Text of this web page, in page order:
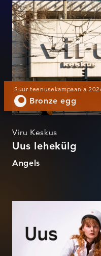
Suur teenusekampaania
Bronze egg
Viru Keskus
Uus lehekülg
Angels